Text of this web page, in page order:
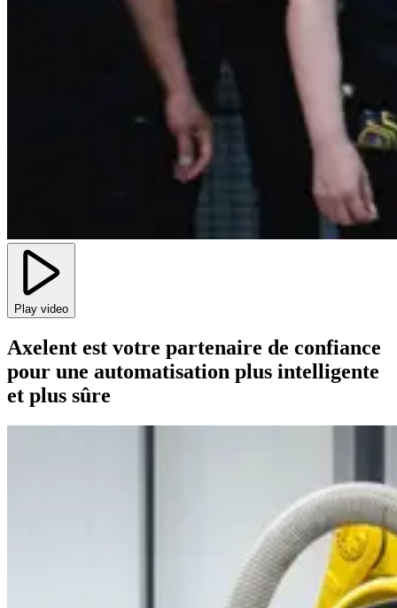
Play video
Axelent est votre partenaire de confiance
pour une automatisation plus intelligente
et plus sûre